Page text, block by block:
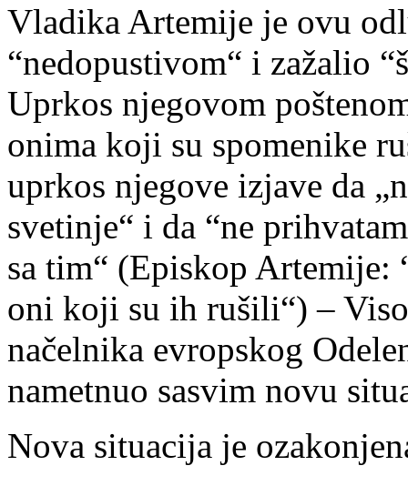
Vladika Artemije je ovu
“nedopustivom“ i zažalio
Uprkos njegovom
onima koji su spomenike
uprkos njegove izjave da
svetinje“ i da “ne
sa tim“ (Episkop Artemije:
oni koji su ih rušili“) –
načelnika evropskog
nametnuo sasvim novu
Nova situacija je